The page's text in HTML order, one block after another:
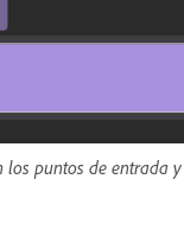
puntos de entrada